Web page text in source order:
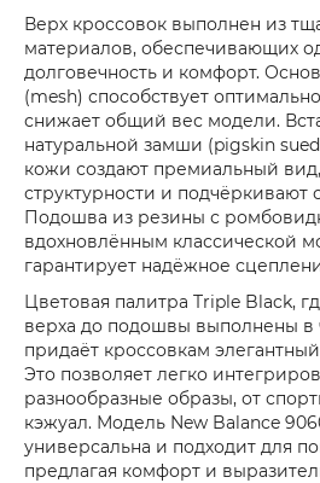
Верх кроссовок выполнен из
материалов, обеспечивающих
долговечность и комфорт.
(mesh) способствует
снижает общий вес модели.
натуральной замши (pigskin
кожи создают премиальный
структурности и подчёркивают
Подошва из резины с
вдохновлённым классической
гарантирует надёжное
Цветовая палитра Triple Black,
верха до подошвы выполнены в
придаёт кроссовкам
Это позволяет легко
разнообразные образы, от
кэжуал. Модель New Balance
универсальна и подходит для
предлагая комфорт и